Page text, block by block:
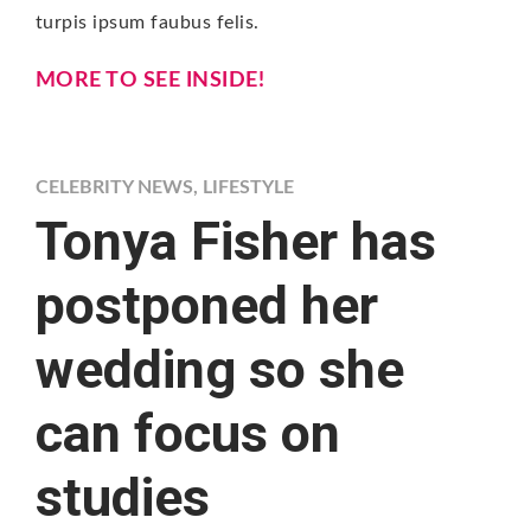
turpis ipsum faubus felis.
MORE TO SEE INSIDE!
CELEBRITY NEWS, LIFESTYLE
Tonya Fisher has
postponed her
wedding so she
can focus on
studies